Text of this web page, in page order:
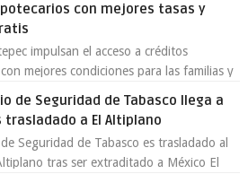
con mejores tasas y
impulsan el acceso a créditos
mejores condiciones para las familias y
de Seguridad de Tabasco llega a
trasladado a El Altiplano
Seguridad de Tabasco es trasladado al
tras ser extraditado a México El